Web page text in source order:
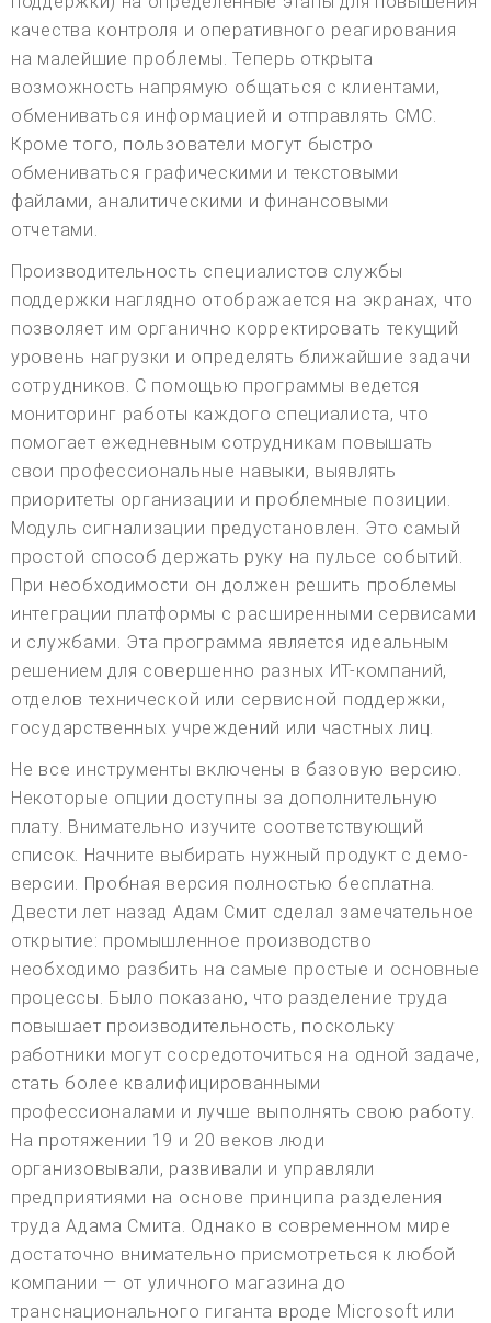
качества контроля и оперативного реагирования
на малейшие проблемы. Теперь открыта
возможность напрямую общаться с клиентами,
обмениваться информацией и отправлять СМС.
Кроме того, пользователи могут быстро
обмениваться графическими и текстовыми
файлами, аналитическими и финансовыми
отчетами.
Производительность специалистов службы
поддержки наглядно отображается на экранах, что
позволяет им органично корректировать текущий
уровень нагрузки и определять ближайшие задачи
сотрудников. С помощью программы ведется
мониторинг работы каждого специалиста, что
помогает ежедневным сотрудникам повышать
свои профессиональные навыки, выявлять
приоритеты организации и проблемные позиции.
Модуль сигнализации предустановлен. Это самый
простой способ держать руку на пульсе событий.
При необходимости он должен решить проблемы
интеграции платформы с расширенными сервисами
и службами. Эта программа является идеальным
решением для совершенно разных ИТ-компаний,
отделов технической или сервисной поддержки,
государственных учреждений или частных лиц.
Не все инструменты включены в базовую версию.
Некоторые опции доступны за дополнительную
плату. Внимательно изучите соответствующий
список. Начните выбирать нужный продукт с демо-
версии. Пробная версия полностью бесплатна.
Двести лет назад Адам Смит сделал замечательное
открытие: промышленное производство
необходимо разбить на самые простые и основные
процессы. Было показано, что разделение труда
повышает производительность, поскольку
работники могут сосредоточиться на одной задаче,
стать более квалифицированными
профессионалами и лучше выполнять свою работу.
На протяжении 19 и 20 веков люди
организовывали, развивали и управляли
предприятиями на основе принципа разделения
труда Адама Смита. Однако в современном мире
достаточно внимательно присмотреться к любой
компании — от уличного магазина до
транснационального гиганта вроде Microsoft или